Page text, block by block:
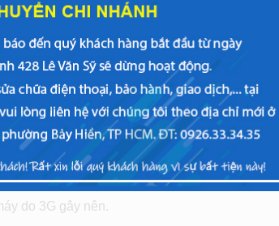
từng trường hợp.
do 3G gây nên.